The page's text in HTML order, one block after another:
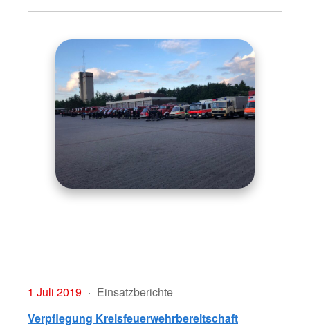
1 Juli 2019
Einsatzberichte
Verpflegung Kreisfeuerwehrbereitschaft